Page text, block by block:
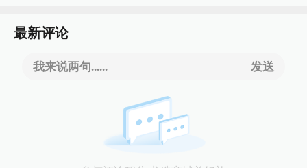
最新评论
我来说两句...... 发送